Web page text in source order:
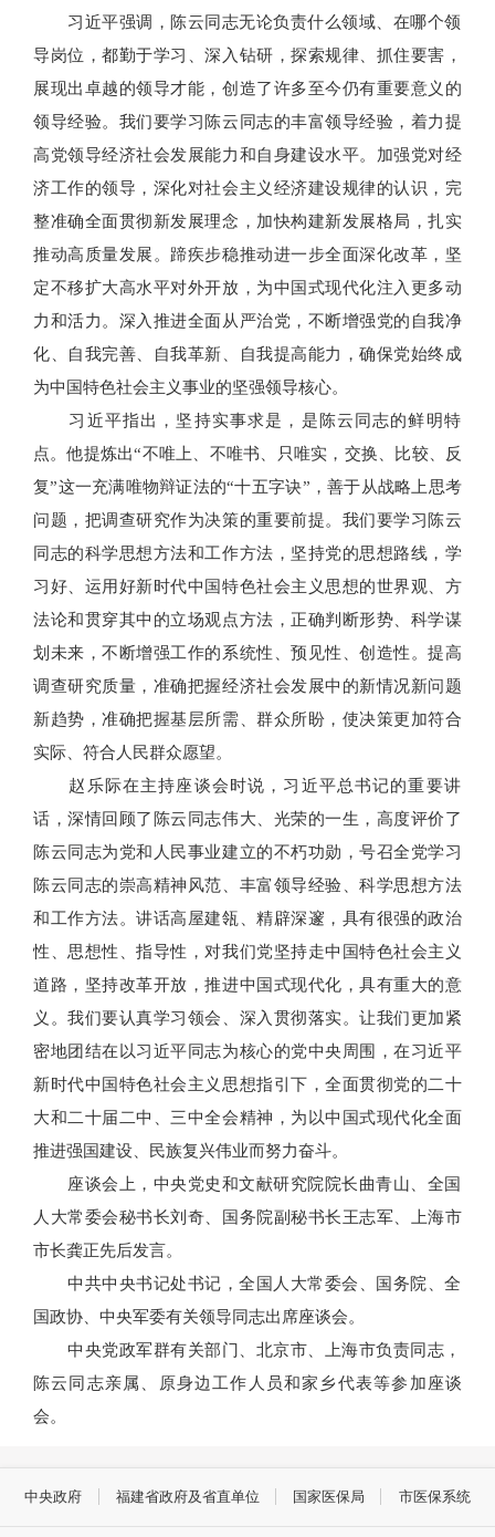
习近平强调，陈云同志无论负责什么领域、在哪个领
导岗位，都勤于学习、深入钻研，探索规律、抓住要害，
展现出卓越的领导才能，创造了许多至今仍有重要意义的
领导经验。我们要学习陈云同志的丰富领导经验，着力提
高党领导经济社会发展能力和自身建设水平。加强党对经
济工作的领导，深化对社会主义经济建设规律的认识，完
整准确全面贯彻新发展理念，加快构建新发展格局，扎实
推动高质量发展。蹄疾步稳推动进一步全面深化改革，坚
定不移扩大高水平对外开放，为中国式现代化注入更多动
力和活力。深入推进全面从严治党，不断增强党的自我净
化、自我完善、自我革新、自我提高能力，确保党始终成
为中国特色社会主义事业的坚强领导核心。
习近平指出，坚持实事求是，是陈云同志的鲜明特
点。他提炼出“不唯上、不唯书、只唯实，交换、比较、反
复”这一充满唯物辩证法的“十五字诀”，善于从战略上思考
问题，把调查研究作为决策的重要前提。我们要学习陈云
同志的科学思想方法和工作方法，坚持党的思想路线，学
习好、运用好新时代中国特色社会主义思想的世界观、方
法论和贯穿其中的立场观点方法，正确判断形势、科学谋
划未来，不断增强工作的系统性、预见性、创造性。提高
调查研究质量，准确把握经济社会发展中的新情况新问题
新趋势，准确把握基层所需、群众所盼，使决策更加符合
实际、符合人民群众愿望。
赵乐际在主持座谈会时说，习近平总书记的重要讲
话，深情回顾了陈云同志伟大、光荣的一生，高度评价了
陈云同志为党和人民事业建立的不朽功勋，号召全党学习
陈云同志的崇高精神风范、丰富领导经验、科学思想方法
和工作方法。讲话高屋建瓴、精辟深邃，具有很强的政治
性、思想性、指导性，对我们党坚持走中国特色社会主义
道路，坚持改革开放，推进中国式现代化，具有重大的意
义。我们要认真学习领会、深入贯彻落实。让我们更加紧
密地团结在以习近平同志为核心的党中央周围，在习近平
新时代中国特色社会主义思想指引下，全面贯彻党的二十
大和二十届二中、三中全会精神，为以中国式现代化全面
推进强国建设、民族复兴伟业而努力奋斗。
座谈会上，中央党史和文献研究院院长曲青山、全国
人大常委会秘书长刘奇、国务院副秘书长王志军、上海市
市长龚正先后发言。
中共中央书记处书记，全国人大常委会、国务院、全
国政协、中央军委有关领导同志出席座谈会。
中央党政军群有关部门、北京市、上海市负责同志，
陈云同志亲属、原身边工作人员和家乡代表等参加座谈
会。
中央政府 福建省政府及省直单位 国家医保局 市医保系统